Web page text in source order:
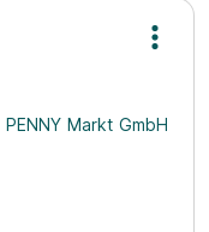
PENNY Markt GmbH